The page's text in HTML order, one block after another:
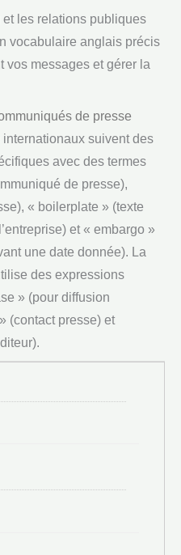
les relations publiques
vocabulaire anglais précis
vos messages et gérer la
de presse
suivent des
avec des termes
de presse),
« boilerplate » (texte
et « embargo »
une date donnée). La
des expressions
» (pour diffusion
(contact presse) et